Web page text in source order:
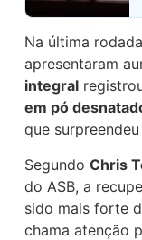
Na última
apresentaram
integral
em pó
que
SegundoChris
do ASB, a
sido mais forte
chama atenção